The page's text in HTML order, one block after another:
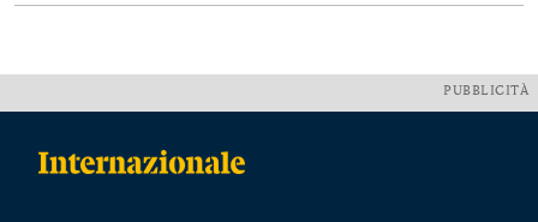
PUBBLICITÀ